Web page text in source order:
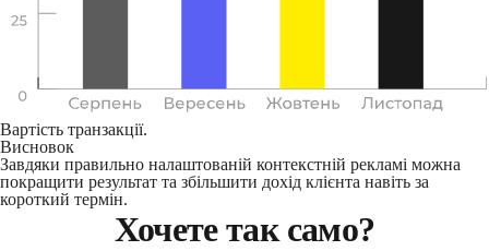
Вартість транзакції.
Висновок
Завдяки правильно налаштованій контекстній рекламі можна
покращити результат та збільшити дохід клієнта навіть за
короткий термін.
Хочете так само?